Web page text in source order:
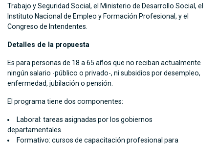
Trabajo y Seguridad Social, el Ministerio de Desarrollo Social, el
Instituto Nacional de Empleo y Formación Profesional, y el
Congreso de Intendentes.
Detalles de la propuesta
Es para personas de 18 a 65 años que no reciban actualmente
ningún salario -público o privado-, ni subsidios por desempleo,
enfermedad, jubilación o pensión.
El programa tiene dos componentes:
Laboral: tareas asignadas por los gobiernos
departamentales.
Formativo: cursos de capacitación profesional para